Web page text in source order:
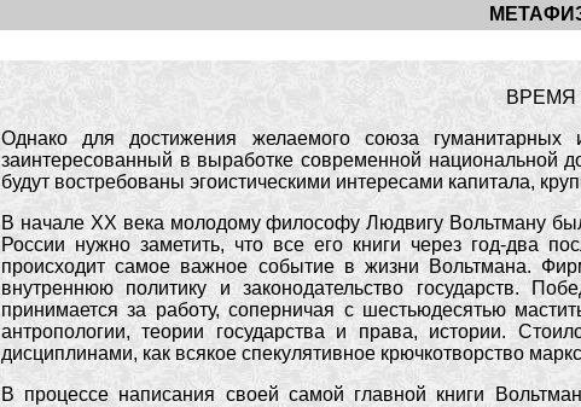
Однако для достижения желаемого союза
заинтересованный в выработке современной национальной
будут востребованы эгоистическими интересами капитала,
В начале XX века молодому философу Людвигу Вольтману
России нужно заметить, что все его книги через год-два
происходит самое важное событие в жизни Вольтмана.
внутреннюю политику и законодательство государств.
принимается за работу, соперничая с шестьюдесятью
антропологии, теории государства и права, истории.
дисциплинами, как всякое спекулятивное крючкотворство
В процессе написания своей самой главной книги